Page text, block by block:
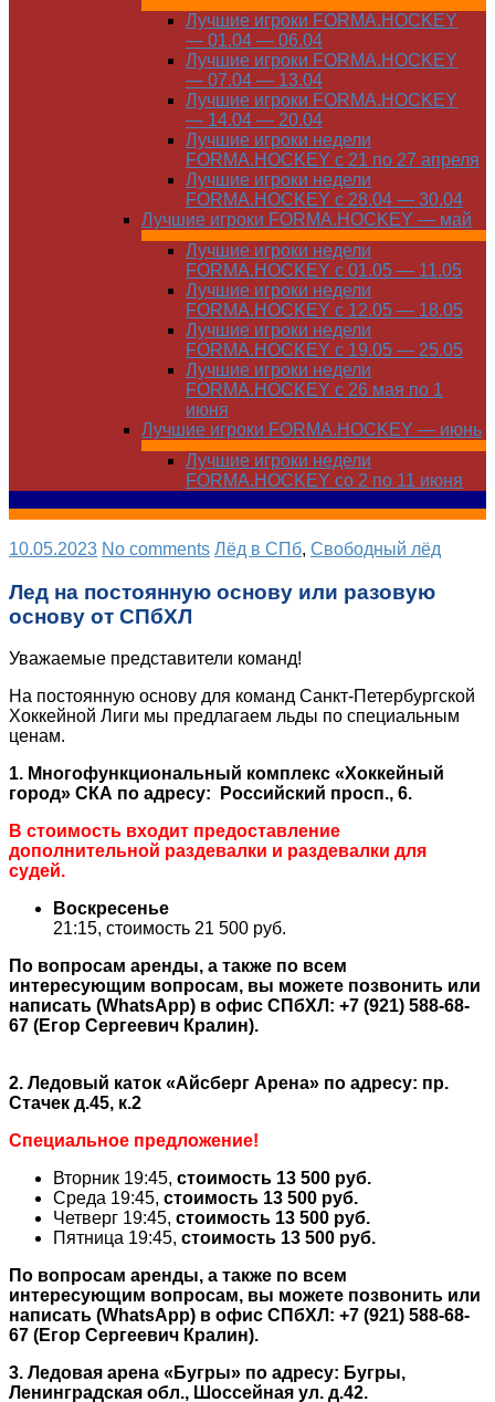
Лучшие игроки FORMA.HOCKEY
— 01.04 — 06.04
Лучшие игроки FORMA.HOCKEY
— 07.04 — 13.04
Лучшие игроки FORMA.HOCKEY
— 14.04 — 20.04
Лучшие игроки недели
FORMA.HOCKEY с 21 по 27 апреля
Лучшие игроки недели
FORMA.HOCKEY с 28.04 — 30.04
Лучшие игроки FORMA.HOCKEY — май
Лучшие игроки недели
FORMA.HOCKEY с 01.05 — 11.05
Лучшие игроки недели
FORMA.HOCKEY с 12.05 — 18.05
Лучшие игроки недели
FORMA.HOCKEY с 19.05 — 25.05
Лучшие игроки недели
FORMA.HOCKEY с 26 мая по 1
июня
Лучшие игроки FORMA.HOCKEY — июнь
Лучшие игроки недели
FORMA.HOCKEY со 2 по 11 июня
10.05.2023 No comments Лёд в СПб, Свободный лёд
Лед на постоянную основу или разовую
основу от СПбХЛ
Уважаемые представители команд!
На постоянную основу для команд Санкт-Петербургской
Хоккейной Лиги мы предлагаем льды по специальным
ценам.
1. Многофункциональный комплекс «Хоккейный
город» СКА по адресу: Российский просп., 6.
В стоимость входит предоставление
дополнительной раздевалки и раздевалки для
судей.
Воскресенье
21:15, стоимость 21 500 руб.
По вопросам аренды, а также по всем
интересующим вопросам, вы можете позвонить или
написать (WhatsApp) в офис СПбХЛ: +7 (921) 588-68-
67 (Егор Сергеевич Кралин).
2. Ледовый каток «Айсберг Арена» по адресу: пр.
Стачек д.45, к.2
Специальное предложение!
Вторник 19:45, стоимость 13 500 руб.
Среда 19:45, стоимость 13 500 руб.
Четверг 19:45, стоимость 13 500 руб.
Пятница 19:45, стоимость 13 500 руб.
По вопросам аренды, а также по всем
интересующим вопросам, вы можете позвонить или
написать (WhatsApp) в офис СПбХЛ: +7 (921) 588-68-
67 (Егор Сергеевич Кралин).
3. Ледовая арена «Бугры» по адресу: Бугры,
Ленинградская обл., Шоссейная ул. д.42.